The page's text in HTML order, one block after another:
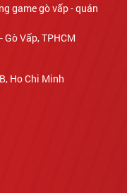
Gò Vấp, TPHCM
Ho Chi Minh